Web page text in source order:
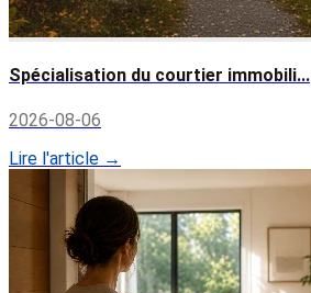
Spécialisation du courtier immobili...
2026-08-06
Lire l'article →